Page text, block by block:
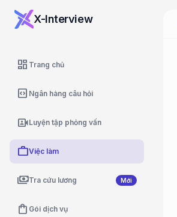
X-Interview
dashboard Trang chủ
code_blocks Ngân hàng câu hỏi
video_camera_frontLuyện tập phỏng vấn
workViệc làm
paymentsTra cứu lương Mới
shopping_bag Gói dịch vụ